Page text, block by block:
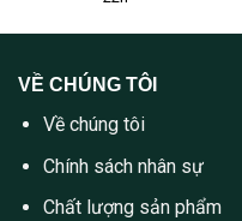
VỀ CHÚNG TÔI
Về chúng tôi
Chính sách nhân sự
Chất lượng sản phẩm